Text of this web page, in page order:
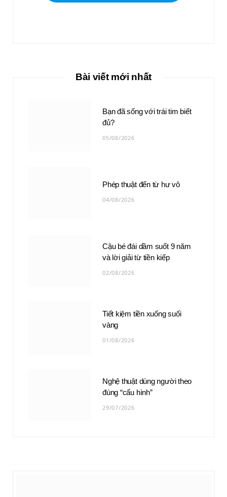
Bài viết mới nhất
Bạn đã sống với trái tim biết
đủ?
05/08/2026
Phép thuật đến từ hư vô
04/08/2026
Cậu bé đái dầm suốt 9 năm
và lời giải từ tiền kiếp
02/08/2026
Tiết kiệm tiền xuống suối
vàng
01/08/2026
Nghệ thuật dùng người theo
đúng “cấu hình”
29/07/2026